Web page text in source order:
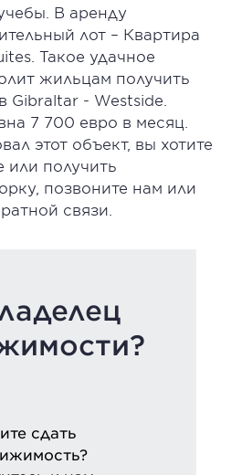
В аренду
лот – Квартира
Такое удачное
жильцам получить
Gibraltar - Westside.
7 700 евро в месяц.
этот объект, вы хотите
или получить
позвоните нам или
связи.
сдать